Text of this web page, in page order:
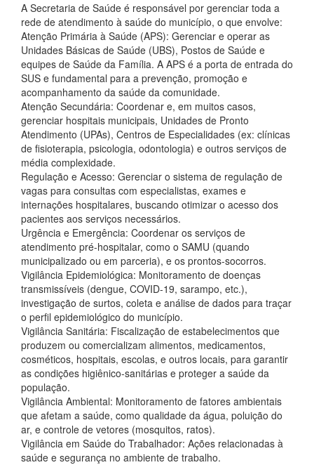
A Secretaria de Saúde é responsável por gerenciar toda a
rede de atendimento à saúde do município, o que envolve:
Atenção Primária à Saúde (APS): Gerenciar e operar as
Unidades Básicas de Saúde (UBS), Postos de Saúde e
equipes de Saúde da Família. A APS é a porta de entrada do
SUS e fundamental para a prevenção, promoção e
acompanhamento da saúde da comunidade.
Atenção Secundária: Coordenar e, em muitos casos,
gerenciar hospitais municipais, Unidades de Pronto
Atendimento (UPAs), Centros de Especialidades (ex: clínicas
de fisioterapia, psicologia, odontologia) e outros serviços de
média complexidade.
Regulação e Acesso: Gerenciar o sistema de regulação de
vagas para consultas com especialistas, exames e
internações hospitalares, buscando otimizar o acesso dos
pacientes aos serviços necessários.
Urgência e Emergência: Coordenar os serviços de
atendimento pré-hospitalar, como o SAMU (quando
municipalizado ou em parceria), e os prontos-socorros.
Vigilância Epidemiológica: Monitoramento de doenças
transmissíveis (dengue, COVID-19, sarampo, etc.),
investigação de surtos, coleta e análise de dados para traçar
o perfil epidemiológico do município.
Vigilância Sanitária: Fiscalização de estabelecimentos que
produzem ou comercializam alimentos, medicamentos,
cosméticos, hospitais, escolas, e outros locais, para garantir
as condições higiênico-sanitárias e proteger a saúde da
população.
Vigilância Ambiental: Monitoramento de fatores ambientais
que afetam a saúde, como qualidade da água, poluição do
ar, e controle de vetores (mosquitos, ratos).
Vigilância em Saúde do Trabalhador: Ações relacionadas à
saúde e segurança no ambiente de trabalho.